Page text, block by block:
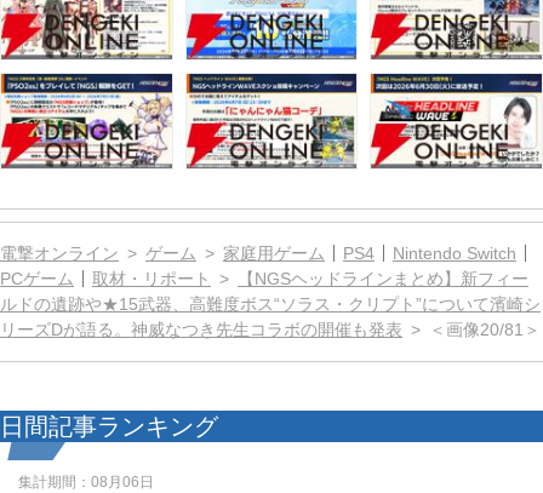
電撃オンライン ゲーム 家庭用ゲーム PS4
Nintendo Switch
PCゲーム
取材・リポート
【NGSヘッドラインまとめ】新フィー
ルドの遺跡や★15武器、高難度ボス“ソラス・クリプト”について濱崎シ
リーズDが語る。神威なつき先生コラボの開催も発表
＜画像20/81＞
日間記事ランキング
集計期間： 08月06日